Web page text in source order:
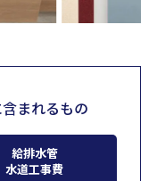
まれるもの
給排水管
水道工事費